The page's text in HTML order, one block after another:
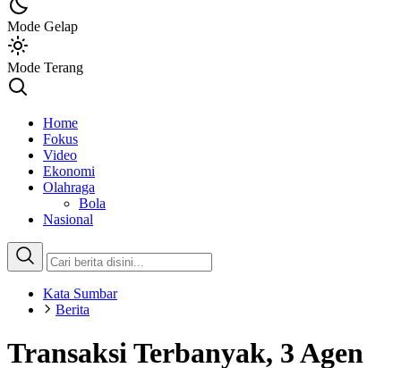
Mode Gelap
Mode Terang
Home
Fokus
Video
Ekonomi
Olahraga
Bola
Nasional
Kata Sumbar
Berita
Transaksi Terbanyak, 3 Agen